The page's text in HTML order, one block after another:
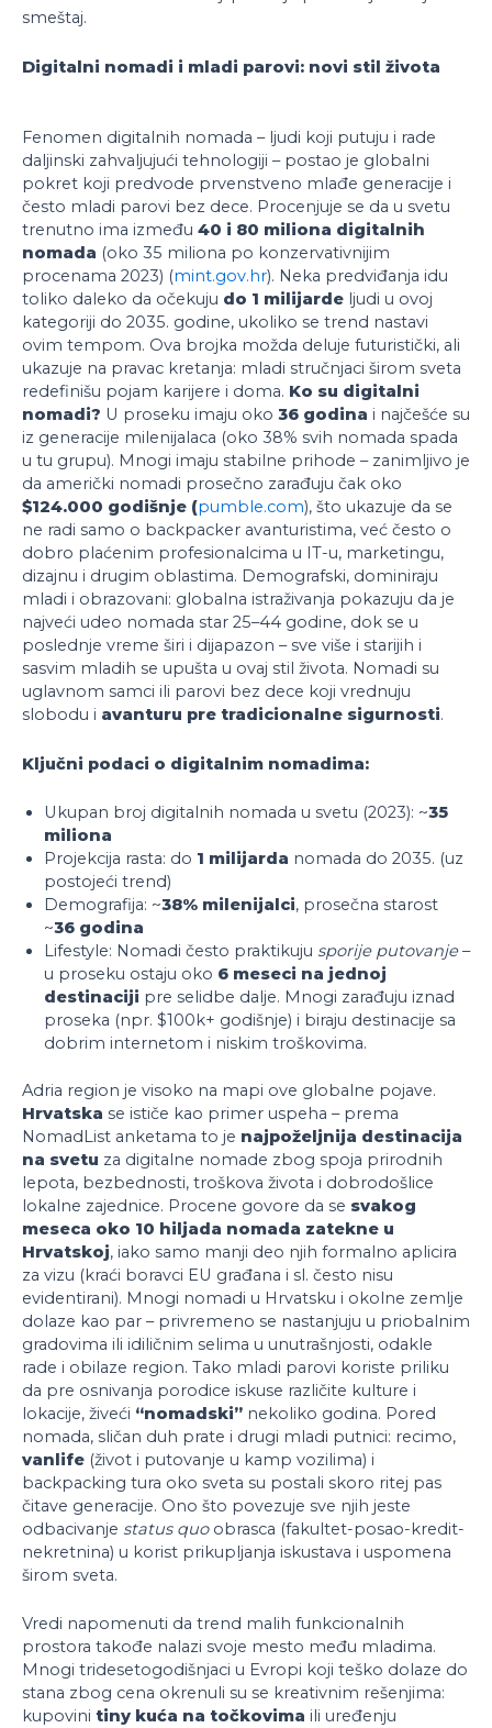
smeštaj.
Digitalni nomadi i mladi parovi: novi stil života
Fenomen digitalnih nomada – ljudi koji putuju i rade
daljinski zahvaljujući tehnologiji – postao je globalni
pokret koji predvode prvenstveno mlađe generacije i
često mladi parovi bez dece. Procenjuje se da u svetu
trenutno ima između 40 i 80 miliona digitalnih
nomada (oko 35 miliona po konzervativnijim
procenama 2023) (mint.gov.hr). Neka predviđanja idu
toliko daleko da očekuju do 1 milijarde ljudi u ovoj
kategoriji do 2035. godine, ukoliko se trend nastavi
ovim tempom. Ova brojka možda deluje futuristički, ali
ukazuje na pravac kretanja: mladi stručnjaci širom sveta
redefinišu pojam karijere i doma. Ko su digitalni
nomadi? U proseku imaju oko 36 godina i najčešće su
iz generacije milenijalaca (oko 38% svih nomada spada
u tu grupu). Mnogi imaju stabilne prihode – zanimljivo je
da američki nomadi prosečno zarađuju čak oko
$124.000 godišnje (pumble.com), što ukazuje da se
ne radi samo o backpacker avanturistima, već često o
dobro plaćenim profesionalcima u IT-u, marketingu,
dizajnu i drugim oblastima. Demografski, dominiraju
mladi i obrazovani: globalna istraživanja pokazuju da je
najveći udeo nomada star 25–44 godine, dok se u
poslednje vreme širi i dijapazon – sve više i starijih i
sasvim mladih se upušta u ovaj stil života. Nomadi su
uglavnom samci ili parovi bez dece koji vrednuju
slobodu i avanturu pre tradicionalne sigurnosti.
Ključni podaci o digitalnim nomadima:
Ukupan broj digitalnih nomada u svetu (2023): ~35
miliona
Projekcija rasta: do 1 milijarda nomada do 2035. (uz
postojeći trend)
Demografija: ~38% milenijalci, prosečna starost
~36 godina
Lifestyle: Nomadi često praktikuju sporije putovanje–
u proseku ostaju oko 6 meseci na jednoj
destinaciji pre selidbe dalje. Mnogi zarađuju iznad
proseka (npr. $100k+ godišnje) i biraju destinacije sa
dobrim internetom i niskim troškovima.
Adria region je visoko na mapi ove globalne pojave.
Hrvatska se ističe kao primer uspeha – prema
NomadList anketama to je najpoželjnija destinacija
na svetu za digitalne nomade zbog spoja prirodnih
lepota, bezbednosti, troškova života i dobrodošlice
lokalne zajednice. Procene govore da se svakog
meseca oko 10 hiljada nomada zatekne u
Hrvatskoj, iako samo manji deo njih formalno aplicira
za vizu (kraći boravci EU građana i sl. često nisu
evidentirani). Mnogi nomadi u Hrvatsku i okolne zemlje
dolaze kao par – privremeno se nastanjuju u priobalnim
gradovima ili idiličnim selima u unutrašnjosti, odakle
rade i obilaze region. Tako mladi parovi koriste priliku
da pre osnivanja porodice iskuse različite kulture i
lokacije, živeći “nomadski” nekoliko godina. Pored
nomada, sličan duh prate i drugi mladi putnici: recimo,
vanlife (život i putovanje u kamp vozilima) i
backpacking tura oko sveta su postali skoro ritej pas
čitave generacije. Ono što povezuje sve njih jeste
odbacivanje status quoobrasca (fakultet-posao-kredit-
nekretnina) u korist prikupljanja iskustava i uspomena
širom sveta.
Vredi napomenuti da trend malih funkcionalnih
prostora takođe nalazi svoje mesto među mladima.
Mnogi tridesetogodišnjaci u Evropi koji teško dolaze do
stana zbog cena okrenuli su se kreativnim rešenjima:
kupovini tiny kuća na točkovima ili uređenju